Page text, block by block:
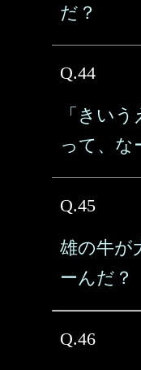
だ？
Q.44
「きい
って、な
Q.45
雄の牛が
ーんだ？
Q.46